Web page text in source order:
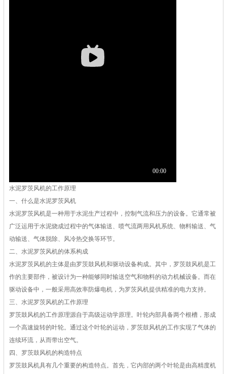
水泥罗茨风机的工作原理
一、什么是水泥罗茨风机
水泥罗茨风机是一种用于水泥生产过程中，控制气流和压力的设备。它通常被
广泛运用于水泥烧成过程中的气体输送、喷气流两用风机系统、物料输送、气
动输送、气体脱除、风冷热交换等环节。
二、水泥罗茨风机的体系构成
水泥罗茨风机的主体是由罗茨鼓风机和驱动设备构成。其中，罗茨鼓风机是工
作的主要部件，被设计为一种能够同时输送空气和物料的动力机械设备。而在
驱动设备中，一般采用高效率防爆电机，为罗茨风机提供精准的电力支持。
三、水泥罗茨风机的工作原理
罗茨鼓风机的工作原理源自于高级运动学原理。叶轮内部具备两个根槽，形成
一个高速旋转的叶轮。通过这个叶轮的运动，罗茨鼓风机的工作实现了气体的
连续环流，从而带出空气。
四、罗茨鼓风机的构造特点
罗茨鼓风机具有几个重要的构造特点。首先，它内部的两个叶轮是由高精度机